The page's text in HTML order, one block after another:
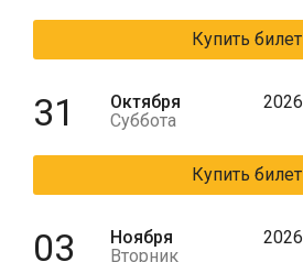
Купить билет
31
Октября
Суббота
2026
Купить билет
03
Ноября
Вторник
2026